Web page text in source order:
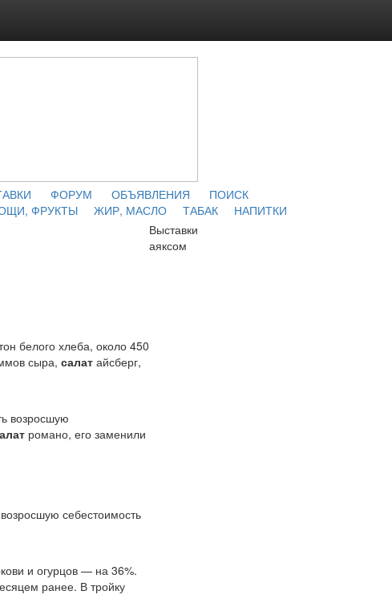
ФОРУМ ОБЪЯВЛЕНИЯ
ПОИСК
ФРУКТЫ ЖИР, МАСЛО ТАБАК НАПИТКИ
белого хлеба, около 450
сыра, салат айсберг,
возросшую
романо, его заменили
себестоимость
и огурцов — на 36%.
ранее. В тройку
Выставки
аяксом